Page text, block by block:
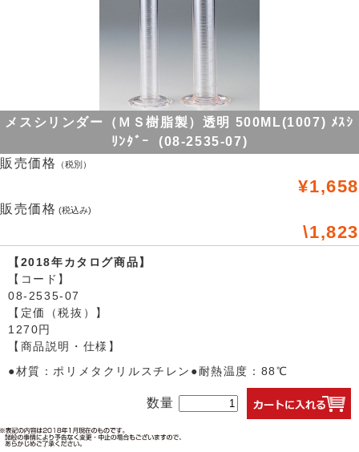
メスシリンダー（ＭＳ樹脂製）透明 500ML(1007) ﾒｽｼ
ﾘﾝﾀﾞｰ (08-2535-07)
販売価格
（税別）
¥1,658
販売価格 (税込み)
\1,823
【2018年カタログ商品】
【コード】
08-2535-07
【定価（税抜）】
1270円
【商品説明・仕様】
●材質：ポリメタクリルスチレン●耐熱温度：88℃
数量